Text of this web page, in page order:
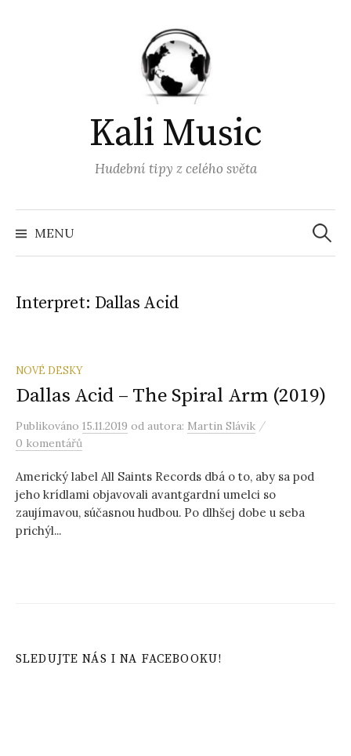
Kali Music
Hudební tipy z celého světa
MENU
Interpret: Dallas Acid
NOVÉ DESKY
Dallas Acid – The Spiral Arm (2019)
Publikováno 15.11.2019 od autora: Martin Slávik /
0 komentářů
Americký label All Saints Records dbá o to, aby sa pod
jeho krídlami objavovali avantgardní umelci so
zaujímavou, súčasnou hudbou. Po dlhšej dobe u seba
prichýl...
SLEDUJTE NÁS I NA FACEBOOKU!